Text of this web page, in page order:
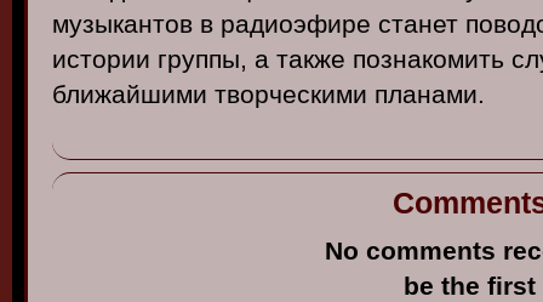
музыкантов в радиоэфире станет пов
истории группы, а также познакомить
ближайшими творческими планами.
No comments
be the first